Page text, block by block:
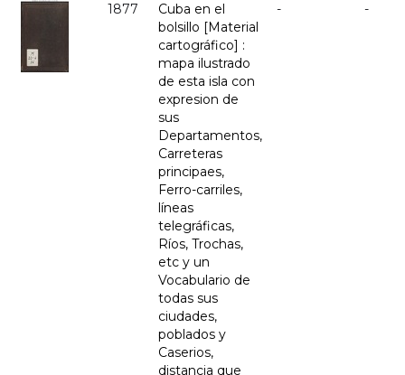
1877
Cuba en el
bolsillo [Material
cartográfico] :
mapa ilustrado
de esta isla con
expresion de
sus
Departamentos,
Carreteras
principaes,
Ferro-carriles,
líneas
telegráficas,
Ríos, Trochas,
etc y un
Vocabulario de
todas sus
ciudades,
poblados y
Caserios,
distancia que
- -